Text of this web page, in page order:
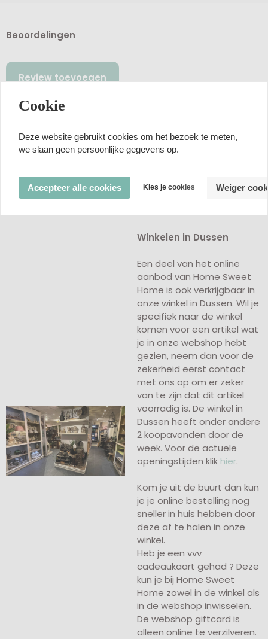
Beoordelingen
Review toevoegen
Nog geen beoordelingen
Winkelen in Dussen
Een deel van het online
aanbod van Home Sweet
Home is ook verkrijgbaar in
onze winkel in Dussen. Wil je
specifiek naar de winkel
komen voor een artikel wat
je in onze webshop hebt
gezien, neem dan voor de
zekerheid eerst contact
met ons op om er zeker
van te zijn dat dit artikel
voorradig is. De winkel in
Dussen heeft onder andere
2 koopavonden door de
week. Voor de actuele
openingstijden klik hier.
Kom je uit de buurt dan kun
je je online bestelling nog
sneller in huis hebben door
deze af te halen in onze
winkel.
Heb je een vvv
cadeaukaart gehad ? Deze
kun je bij Home Sweet
Home zowel in de winkel als
in de webshop inwisselen.
De webshop giftcard is
alleen online te verzilveren.
Cookie
Deze website gebruikt cookies om het bezoek te meten,
we slaan geen persoonlijke gegevens op.
Accepteer alle cookies Kies je cookies Weiger